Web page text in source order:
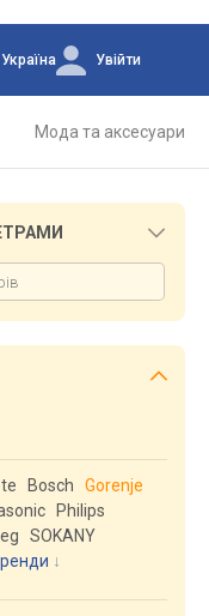
Україна Увійти
Мода та аксесуари
Bosch
Gorenje
Philips
SOKANY